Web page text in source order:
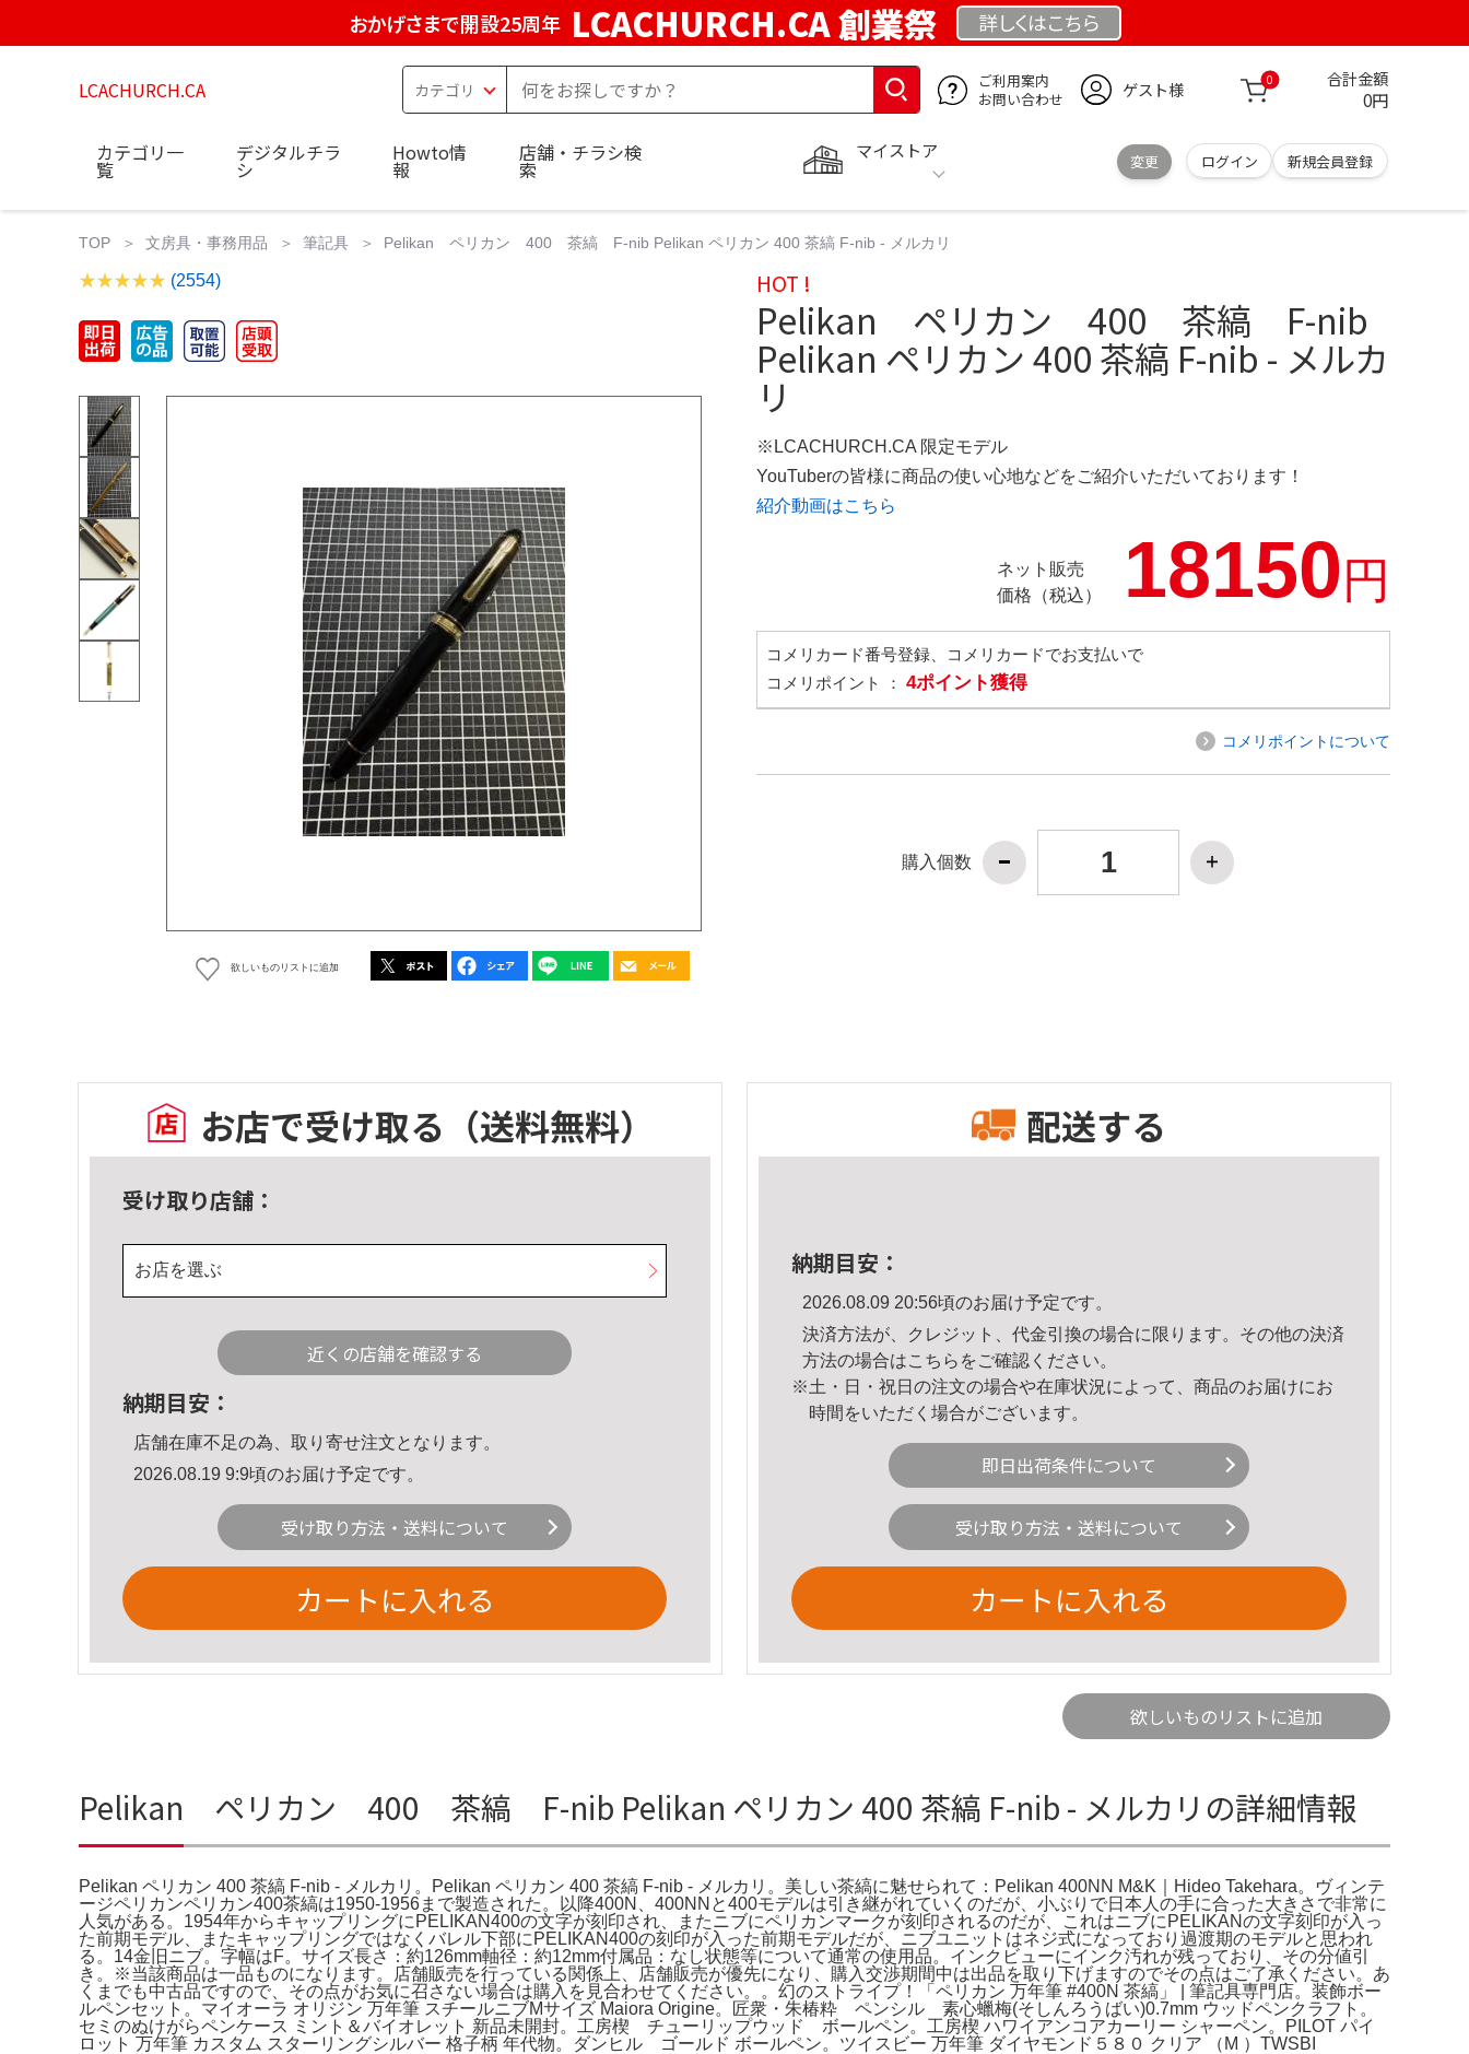
おかげさまで開設25周年 LCACHURCH.CA 創業祭 詳しくはこちら
LCACHURCH.CA
ご利用案内
お問い合わせ
ゲスト様 0 合計金額
0円
マイストア
変更 ログイン 新規会員登録
カテゴリ一
覧
デジタルチラ
シ
Howto情
報
店舗・チラシ検
索
TOP 文房具・事務用品 筆記具 Pelikan ペリカン 400 茶縞 F-nib Pelikan ペリカン 400 茶縞 F-nib - メルカリ
(2554)
欲しいものリストに追加
HOT !
Pelikan ペリカン 400 茶縞 F-nib
Pelikan ペリカン 400 茶縞 F-nib - メルカ
リ
※LCACHURCH.CA 限定モデル
YouTuberの皆様に商品の使い心地などをご紹介いただいております！
紹介動画はこちら
ネット販売
価格（税込）
18150円
コメリカード番号登録、コメリカードでお支払いで
コメリポイント ： 4ポイント獲得
コメリポイントについて
購入個数
お店で受け取る （送料無料）
受け取り店舗：
お店を選ぶ
近くの店舗を確認する
納期目安：
店舗在庫不足の為、取り寄せ注文となります。
2026.08.19 9:9頃のお届け予定です。
受け取り方法・送料について
カートに入れる
配送する
納期目安：
2026.08.09 20:56頃のお届け予定です。
決済方法が、クレジット、代金引換の場合に限ります。その他の決済
方法の場合はこちら をご確認ください。
※土・日・祝日の注文の場合や在庫状況によって、商品のお届けにお
時間をいただく場合がございます。
即日出荷条件について
受け取り方法・送料について
カートに入れる
欲しいものリストに追加
Pelikan ペリカン 400 茶縞 F-nib Pelikan ペリカン 400 茶縞 F-nib - メルカリの詳細情報
Pelikan ペリカン 400 茶縞 F-nib - メルカリ。Pelikan ペリカン 400 茶縞 F-nib - メルカリ。美しい茶縞に魅せられて：Pelikan 400NN M&K｜Hideo Takehara。ヴィンテ
ージペリカンペリカン400茶縞は1950-1956まで製造された。以降400N、400NNと400モデルは引き継がれていくのだが、小ぶりで日本人の手に合った大きさで非常に
人気がある。1954年からキャップリングにPELIKAN400の文字が刻印され、またニブにペリカンマークが刻印されるのだが、これはニブにPELIKANの文字刻印が入っ
た前期モデル、またキャップリングではなくバレル下部にPELIKAN400の刻印が入った前期モデルだが、ニブユニットはネジ式になっており過渡期のモデルと思われ
る。14金旧ニブ。字幅はF。サイズ長さ：約126mm軸径：約12mm付属品：なし状態等について通常の使用品。インクビューにインク汚れが残っており、その分値引
き。※当該商品は一品ものになります。店舗販売を行っている関係上、店舗販売が優先になり、購入交渉期間中は出品を取り下げますのでその点はご了承ください。あ
くまでも中古品ですので、その点がお気に召さない場合は購入を見合わせてください。。幻のストライプ！「ペリカン 万年筆 #400N 茶縞」 | 筆記具専門店。装飾ボー
ルペンセット。マイオーラ オリジン 万年筆 スチールニブMサイズ Maiora Origine。匠衆・朱椿粋 ペンシル 素心蠟梅(そしんろうばい)0.7mm ウッドペンクラフト。
セミのぬけがらペンケース ミント＆バイオレット 新品未開封。工房楔 チューリップウッド ボールペン。工房楔 ハワイアンコアカーリー シャーペン。PILOT パイ
ロット 万年筆 カスタム スターリングシルバー 格子柄 年代物。ダンヒル ゴールド ボールペン。ツイスビー 万年筆 ダイヤモンド５８０ クリア （M ）TWSBI